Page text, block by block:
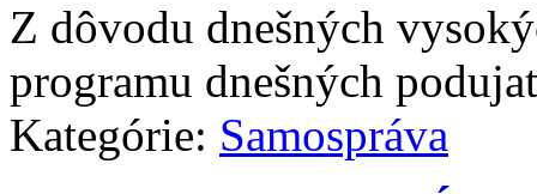
Z dôvodu dnešných
programu dnešných
Kategórie: Samospráva